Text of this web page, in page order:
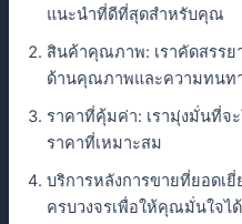
แนะนำที่ดีที่สุดสำหรับคุณ
สินค้าคุณภาพ: เราคัดสรรย
ด้านคุณภาพและความทนท
ราคาที่คุ้มค่า: เรามุ่งมั่นที่
ราคาที่เหมาะสม
บริการหลังการขายที่ยอดเ
ครบวงจรเพื่อให้คุณมั่นใจไ